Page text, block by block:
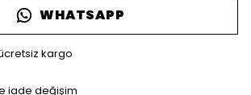
WHATSAPP
kargo
iade değişim